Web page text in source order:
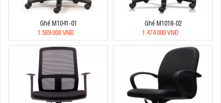
Ghế M1041-01
1.569.000 VNĐ
Ghế M1018-02
1.474.000 VNĐ